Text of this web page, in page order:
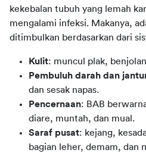
kekebalan tubuh yang lemah
mengalami infeksi. Makanya,
ditimbulkan berdasarkan dari
Kulit: muncul plak,
Pembuluh darah dan
dan sesak napas.
Pencernaan: BAB
diare, muntah, dan mual.
Saraf pusat: kejang,
bagian leher, demam, dan